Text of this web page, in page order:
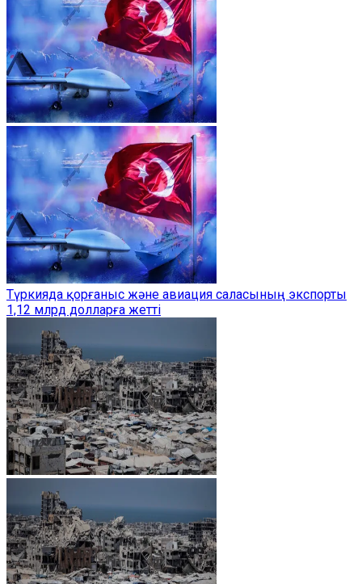
Түркияда қорғаныс және авиация саласының экспорты
1,12 млрд долларға жетті